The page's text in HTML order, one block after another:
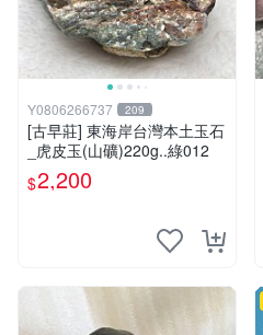
Y0806266737 209
[古早莊] 東海岸台灣本土玉石
_虎皮玉(山礦)220g..綠012
$2,200